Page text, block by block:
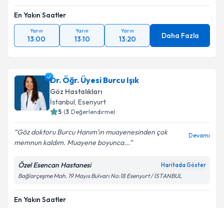
En Yakın Saatler
Yarın
13:00
Yarın
13:10
Yarın
13:20 Daha Fazla
Dr. Öğr. Üyesi Burcu Işık
Göz Hastalıkları
İstanbul, Esenyurt
5 (3 Değerlendirme)
Göz doktoru Burcu Hanım’ın muayenesinden çok
memnun kaldım. Muayene boyunca...
Devamı
Özel Esencan Hastanesi Haritada Göster
Bağlarçeşme Mah. 19 Mayıs Bulvarı No:18 Esenyurt / İSTANBUL
En Yakın Saatler